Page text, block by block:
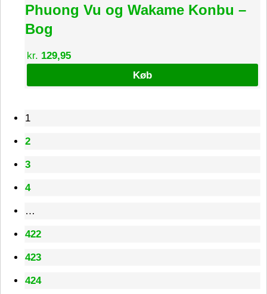
Phuong Vu og Wakame Konbu –
Bog
kr. 129,95
Køb
1
2
3
4
…
422
423
424